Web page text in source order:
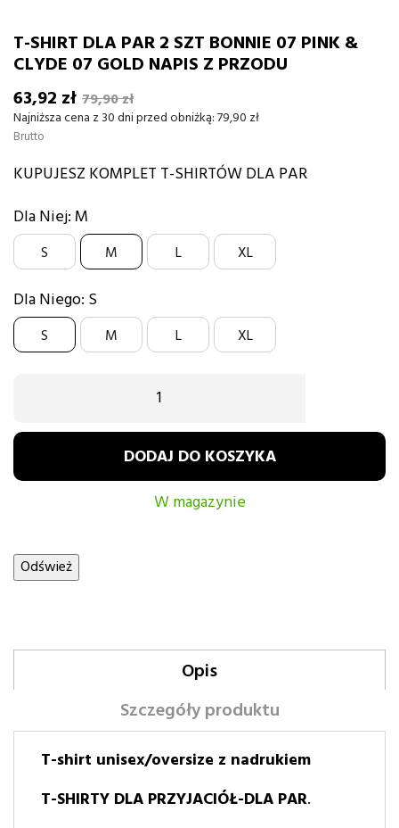
T-SHIRT DLA PAR 2 SZT BONNIE 07 PINK &
CLYDE 07 GOLD NAPIS Z PRZODU
63,92 zł 79,90 zł
Najniższa cena z 30 dni przed obniżką:79,90 zł
Brutto
KUPUJESZ KOMPLET T-SHIRTÓW DLA PAR
Dla Niej: M
S M L XL
Dla Niego: S
S M L XL
DODAJ DO KOSZYKA
W magazynie
Opis
Szczegóły produktu
T-shirt unisex/oversize z nadrukiem
T-SHIRTY DLA PRZYJACIÓŁ-DLA PAR.